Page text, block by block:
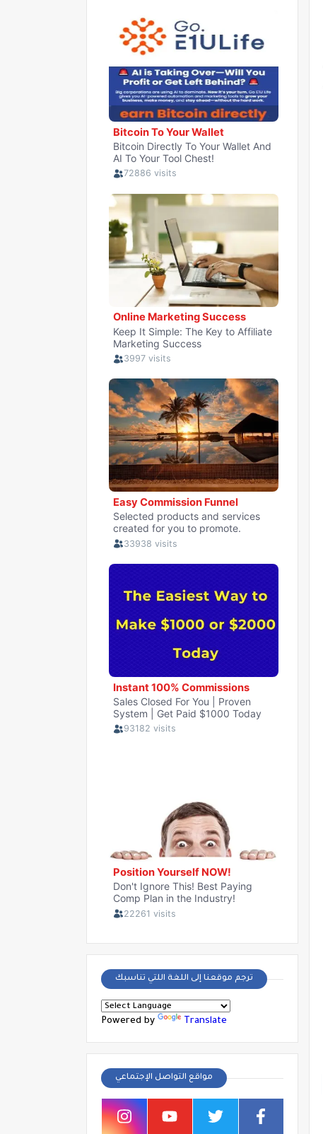
ترجم موقعنا إلى اللغة اللتي تناسبك
Powered by Translate
مواقع التواصل الإجتماعي